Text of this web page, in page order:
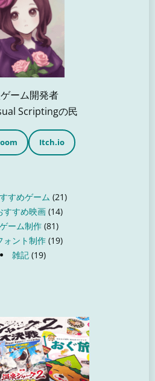
ーム開発者
Scriptingの民
Itch.io
すめゲーム (21)
すすめ映画 (14)
ゲーム制作 (81)
ォント制作 (19)
雑記 (19)